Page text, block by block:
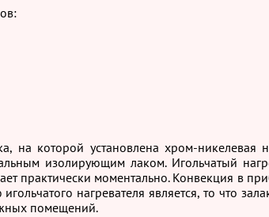
на которой установлена хром-
изолирующим лаком. Игольчатый
практически моментально. Конвекция в
нагревателя является, то что
помещений.